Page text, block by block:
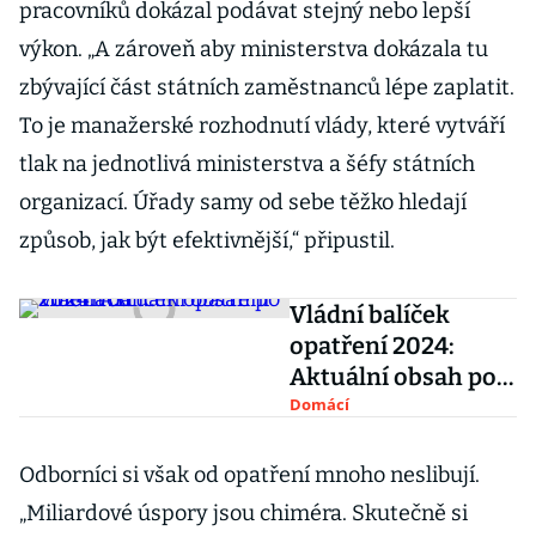
pracovníků dokázal podávat stejný nebo lepší
výkon. „A zároveň aby ministerstva dokázala tu
zbývající část státních zaměstnanců lépe zaplatit.
To je manažerské rozhodnutí vlády, které vytváří
tlak na jednotlivá ministerstva a šéfy státních
organizací. Úřady samy od sebe těžko hledají
způsob, jak být efektivnější,“ připustil.
Vládní balíček
opatření 2024:
Aktuální obsah po
změnách
Domácí
Odborníci si však od opatření mnoho neslibují.
„Miliardové úspory jsou chiméra. Skutečně si